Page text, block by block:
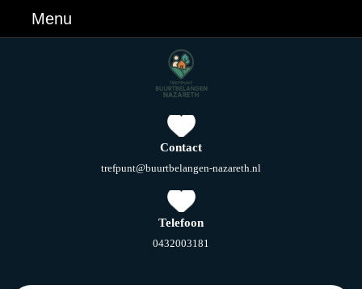
Menu
Contact
trefpunt@buurtbelangen-nazareth.nl
Telefoon
0432003181